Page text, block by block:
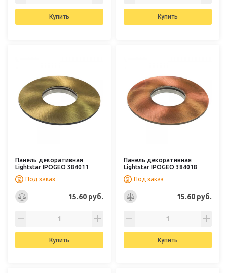
Купить Купить
Панель декоративная
Lightstar IPOGEO 384011
Под заказ
15.60 руб.
Купить
Панель декоративная
Lightstar IPOGEO 384018
Под заказ
15.60 руб.
Купить